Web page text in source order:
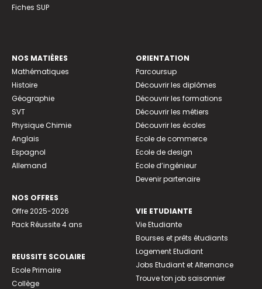
Fiches SUP
NOS MATIÈRES
Mathématiques
Histoire
Géographie
SVT
Physique Chimie
Anglais
Espagnol
Allemand
NOS OFFRES
Offre 2025-2026
Pack Réussite 4 ans
REUSSITE SCOLAIRE
Ecole Primaire
Collège
ORIENTATION
Parcoursup
Découvrir les diplômes
Découvrir les formations
Découvrir les métiers
Découvrir les écoles
Ecole de commerce
Ecole de design
Ecole d’ingénieur
Devenir partenaire
VIE ETUDIANTE
Vie Etudiante
Bourses et prêts étudiants
Logement Etudiant
Jobs Etudiant et Alternance
Trouve ton job saisonnier